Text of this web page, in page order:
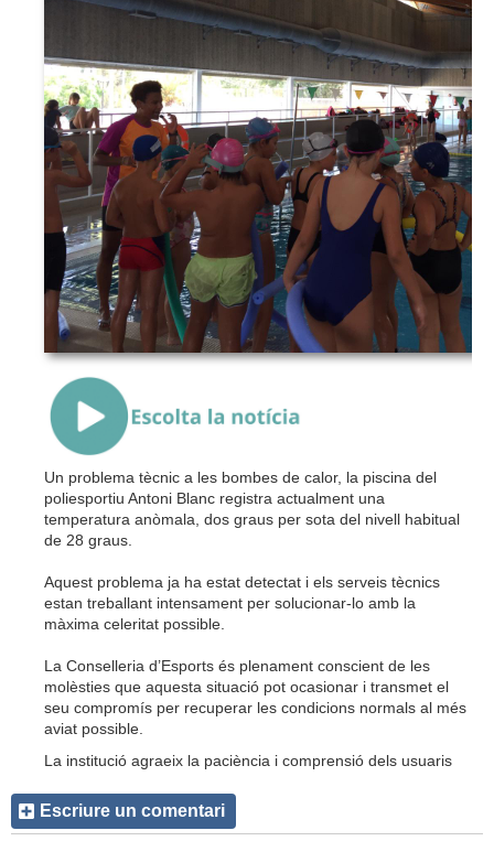
{Play}
Un problema tècnic a les bombes de calor, la piscina del
poliesportiu Antoni Blanc registra actualment una
temperatura anòmala, dos graus per sota del nivell habitual
de 28 graus.
Aquest problema ja ha estat detectat i els serveis tècnics
estan treballant intensament per solucionar-lo amb la
màxima celeritat possible.
La Conselleria d’Esports és plenament conscient de les
molèsties que aquesta situació pot ocasionar i transmet el
seu compromís per recuperar les condicions normals al més
aviat possible.
La institució agraeix la paciència i comprensió dels usuaris
Escriure un comentari